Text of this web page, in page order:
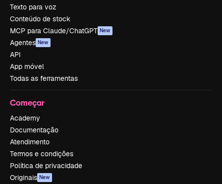
Texto para voz
Conteúdo de stock
MCP para Claude/ChatGPT New
Agentes New
API
App móvel
Todas as ferramentas
Começar
Academy
Documentação
Atendimento
Termos e condições
Política de privacidade
Originais New